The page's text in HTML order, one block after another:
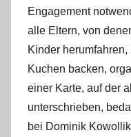
Engagement
alle Eltern, von
Kinder
Kuchen backen,
einer Karte, auf der
unterschrieben,
bei Dominik